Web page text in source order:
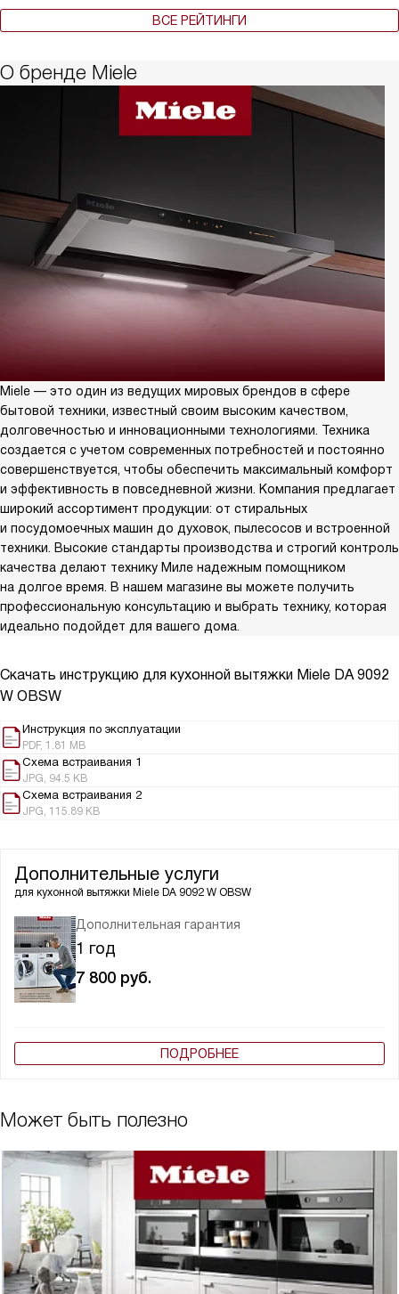
ВСЕ РЕЙТИНГИ
О бренде Miele
Miele — это один из ведущих мировых брендов в сфере
бытовой техники, известный своим высоким качеством,
долговечностью и инновационными технологиями. Техника
создается с учетом современных потребностей и постоянно
совершенствуется, чтобы обеспечить максимальный комфорт
и эффективность в повседневной жизни. Компания предлагает
широкий ассортимент продукции: от стиральных
и посудомоечных машин до духовок, пылесосов и встроенной
техники. Высокие стандарты производства и строгий контроль
качества делают технику Миле надежным помощником
на долгое время. В нашем магазине вы можете получить
профессиональную консультацию и выбрать технику, которая
идеально подойдет для вашего дома.
Скачать инструкцию для кухонной вытяжки Miele DA 9092
W OBSW
Инструкция по эксплуатации
PDF, 1.81 MB
Схема встраивания 1
JPG, 94.5 KB
Схема встраивания 2
JPG, 115.89 KB
Дополнительные услуги
для кухонной вытяжки Miele DA 9092 W OBSW
Дополнительная гарантия
1 год
7 800 руб.
ПОДРОБНЕЕ
Может быть полезно